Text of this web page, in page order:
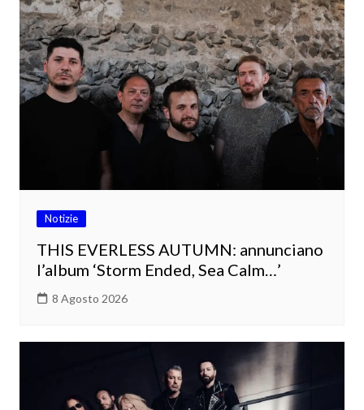
Notizie
THIS EVERLESS AUTUMN: annunciano
l’album ‘Storm Ended, Sea Calm…’
8 Agosto 2026